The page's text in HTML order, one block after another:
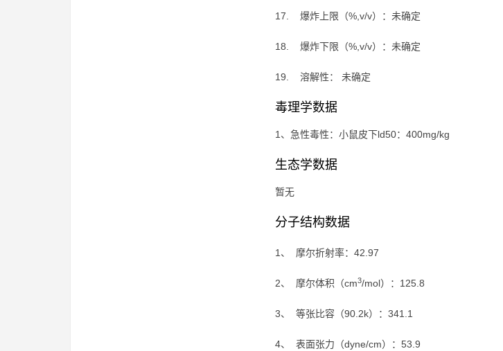
17. 爆炸上限（%,v/v）：未确定
18. 爆炸下限（%,v/v）：未确定
19. 溶解性： 未确定
毒理学数据
1、急性毒性：小鼠皮下ld50：400mg/kg
生态学数据
暂无
分子结构数据
1、 摩尔折射率：42.97
2、 摩尔体积（cm3/mol）：125.8
3、 等张比容（90.2k）：341.1
4、 表面张力（dyne/cm）：53.9